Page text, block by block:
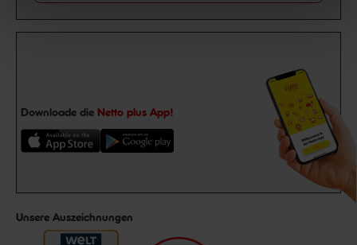
Downloade die Netto plus App!
Unsere Auszeichnungen